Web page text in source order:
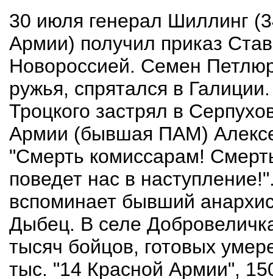
30 июля генерал Шиллинг
Армии) получил приказ
Новороссией. Семен
ружья, спрятался в
Троцкого застрял в
Армии (бывшая ПАМ)
"Смерть комиссарам!
поведет нас в
вспоминает бывший
Дыбец. В селе
тысяч бойцов, готовых
тыс. "14 Красной Армии",